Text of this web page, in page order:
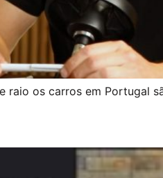
os carros em Portugal